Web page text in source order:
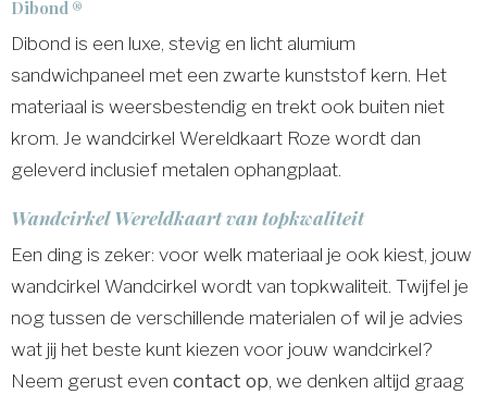
Dibond ®
Dibond is een luxe, stevig en licht alumium
sandwichpaneel met een zwarte kunststof kern. Het
materiaal is weersbestendig en trekt ook buiten niet
krom. Je wandcirkel Wereldkaart Roze wordt dan
geleverd inclusief metalen ophangplaat.
Wandcirkel Wereldkaart van topkwaliteit
Een ding is zeker: voor welk materiaal je ook kiest, jouw
wandcirkel Wandcirkel wordt van topkwaliteit. Twijfel je
nog tussen de verschillende materialen of wil je advies
wat jij het beste kunt kiezen voor jouw wandcirkel?
Neem gerust even contact op, we denken altijd graag